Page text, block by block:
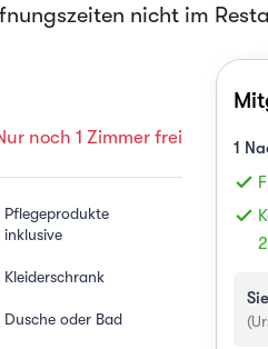
nicht im
noch 1 Zimmer frei
Pflegeprodukte
inklusive
Kleiderschrank
Dusche oder Bad
1
done
done